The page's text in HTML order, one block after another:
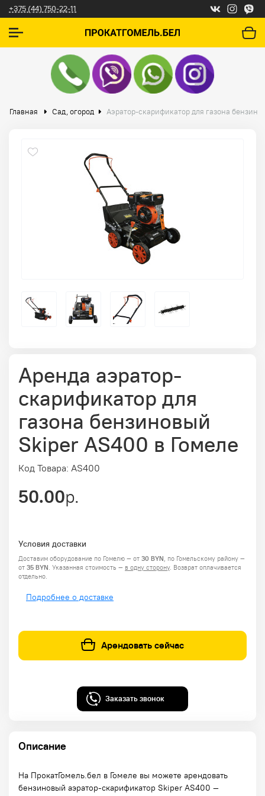
+375 (44) 750-22-11
Главная Сад, огород Аэратор-скарификатор для газона
Аренда аэратор-
скарификатор для
газона бензиновый
Skiper AS400 в Гомеле
Код Товара: AS400
50.00р.
Условия доставки
Доставим оборудование по Гомелю — от 30 BYN, по Гомельскому району —
от 35 BYN. Указанная стоимость — в одну сторону. Возврат оплачивается
отдельно.
Подробнее о доставке
Арендовать сейчас
Заказать звонок
Описание
На ПрокатГомель.бел в Гомеле вы можете арендовать
бензиновый аэратор-скарификатор Skiper AS400 —